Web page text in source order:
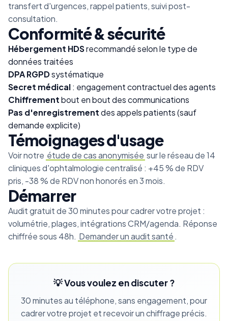
transfert d'urgences, rappel patients, suivi post-
consultation.
Conformité & sécurité
Hébergement HDSrecommandé selon le type de
données traitées
DPA RGPDsystématique
Secret médical: engagement contractuel des agents
Chiffrementbout en bout des communications
Pas d'enregistrementdes appels patients (sauf
demande explicite)
Témoignages d'usage
Voir notre étude de cas anonymisée sur le réseau de 14
cliniques d'ophtalmologie centralisé : +45 % de RDV
pris, -38 % de RDV non honorés en 3 mois.
Démarrer
Audit gratuit de 30 minutes pour cadrer votre projet :
volumétrie, plages, intégrations CRM/agenda. Réponse
chiffrée sous 48h. Demander un audit santé .
💡 Vous voulez en discuter ?
30 minutes au téléphone, sans engagement, pour
cadrer votre projet et recevoir un chiffrage précis.